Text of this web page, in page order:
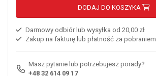
DODAJ DO KOSZYKA
Darmowy odbiór lub wysyłka od 20,00 zł
Zakup na fakturę lub płatność za pobraniem
Masz pytanie lub potrzebujesz porady?
+48 32 614 09 17